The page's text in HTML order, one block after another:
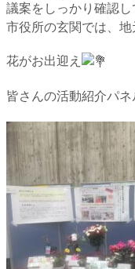
議案をしっかり確認し
市役所の玄関では、
花がお出迎え
皆さんの活動紹介パ